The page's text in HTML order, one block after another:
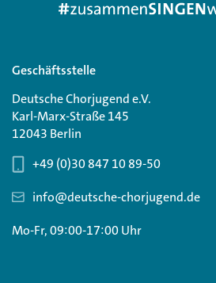
Geschäftsstelle
Deutsche Chorjugend e.V.
Karl-Marx-Straße 145
12043 Berlin
+49 (0)30 847 10 89-50
info@deutsche-chorjugend.de
Mo-Fr, 09:00-17:00 Uhr